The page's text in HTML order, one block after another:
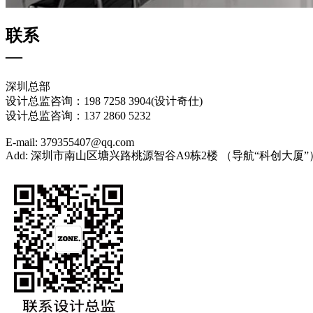
联系
—
深圳总部
设计总监咨询：198 7258 3904(设计奇仕)
设计总监咨询：137 2860 5232
E-mail: 379355407@qq.com
Add: 深圳市南山区塘兴路桃源智谷A9栋2楼 （导航“科创大厦”